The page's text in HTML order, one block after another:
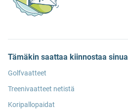
Tämäkin saattaa kiinnostaa sinua
Golfvaatteet
Treenivaatteet netistä
Koripallopaidat